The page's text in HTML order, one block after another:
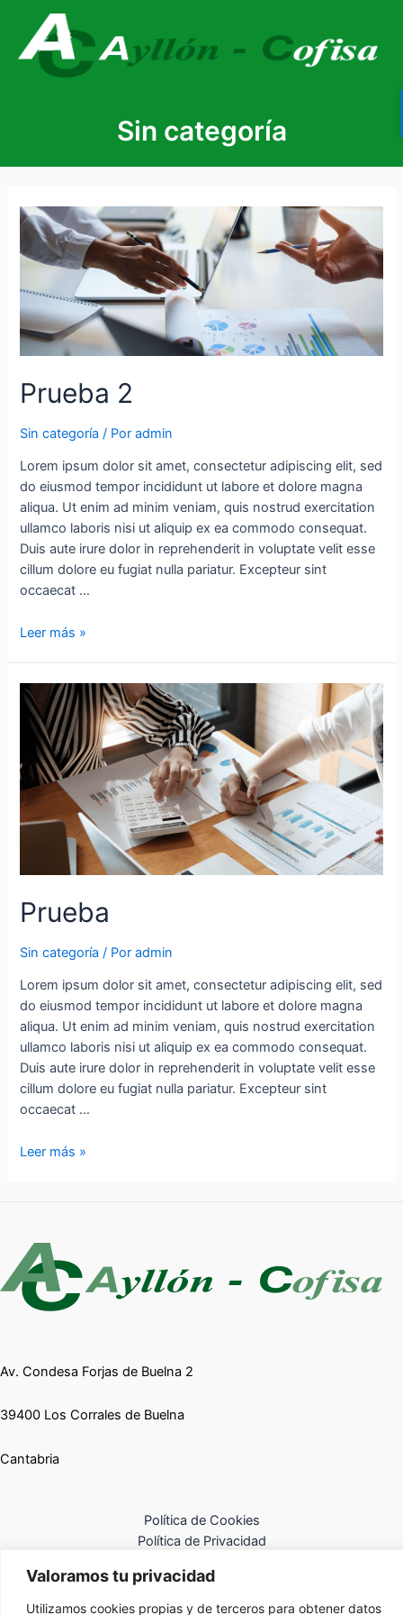
Valoramos tu privacidad
Utilizamos cookies propias y de terceros para obtener datos
Sin categoría
Prueba 2
Sin categoría / Poradmin
Lorem ipsum dolor sit amet, consectetur adipiscing elit, sed
do eiusmod tempor incididunt ut labore et dolore magna
aliqua. Ut enim ad minim veniam, quis nostrud exercitation
ullamco laboris nisi ut aliquip ex ea commodo consequat.
Duis aute irure dolor in reprehenderit in voluptate velit esse
cillum dolore eu fugiat nulla pariatur. Excepteur sint
occaecat …
Leer más »
Prueba
Sin categoría / Poradmin
Lorem ipsum dolor sit amet, consectetur adipiscing elit, sed
do eiusmod tempor incididunt ut labore et dolore magna
aliqua. Ut enim ad minim veniam, quis nostrud exercitation
ullamco laboris nisi ut aliquip ex ea commodo consequat.
Duis aute irure dolor in reprehenderit in voluptate velit esse
cillum dolore eu fugiat nulla pariatur. Excepteur sint
occaecat …
Leer más »
Av. Condesa Forjas de Buelna 2
39400 Los Corrales de Buelna
Cantabria
Política de Cookies
Política de Privacidad